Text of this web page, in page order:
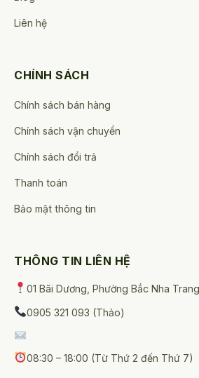
Liên hệ
CHÍNH SÁCH
Chính sách bán hàng
Chính sách vận chuyển
Chính sách đổi trả
Thanh toán
Bảo mật thông tin
THÔNG TIN LIÊN HỆ
01 Bãi Dương, Phường Bắc Nha
0905 321 093 (Thảo)
08:30 – 18:00 (Từ Thứ 2 đến Thứ 7)